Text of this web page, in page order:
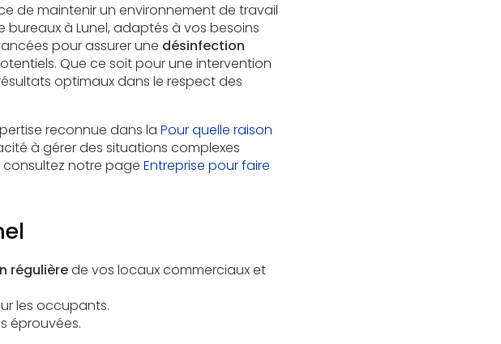
de maintenir un environnement de travail
à Lunel, adaptés à vos besoins
pour assurer une désinfection
Que ce soit pour une intervention
optimaux dans le respect des
reconnue dans la Pour quelle raison
à gérer des situations complexes
consultez notre page Entreprise pour faire
régulièrede vos locaux commerciaux et
les occupants.
éprouvées.